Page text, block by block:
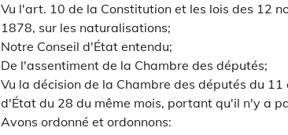
Vu l'art. 10 de la Constitution et les lois des 12
1878, sur les naturalisations;
Notre Conseil d'État entendu;
De l'assentiment de la Chambre des députés;
Vu la décision de la Chambre des députés du
d'État du 28 du même mois, portant qu'il n'y a
Avons ordonné et ordonnons: